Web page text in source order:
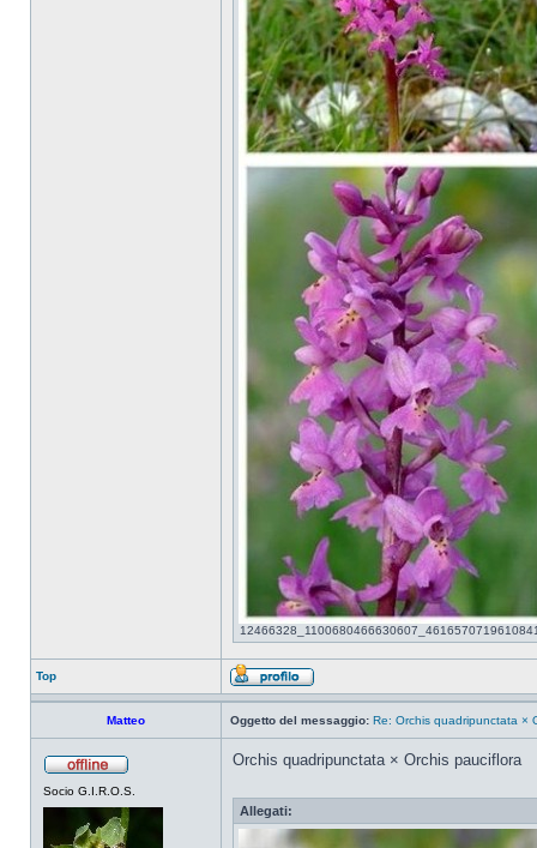
Top
Matteo Oggetto del messaggio: Re: Orchis quadripunctata ×
Socio G.I.R.O.S.
Orchis quadripunctata × Orchis pauciflora
Allegati: